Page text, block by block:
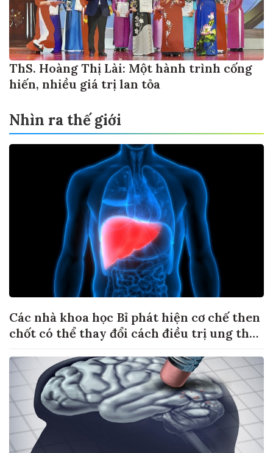
ThS. Hoàng Thị Lài: Một hành trình cống
hiến, nhiều giá trị lan tỏa
Nhìn ra thế giới
Các nhà khoa học Bỉ phát hiện cơ chế then
chốt có thể thay đổi cách điều trị ung thư